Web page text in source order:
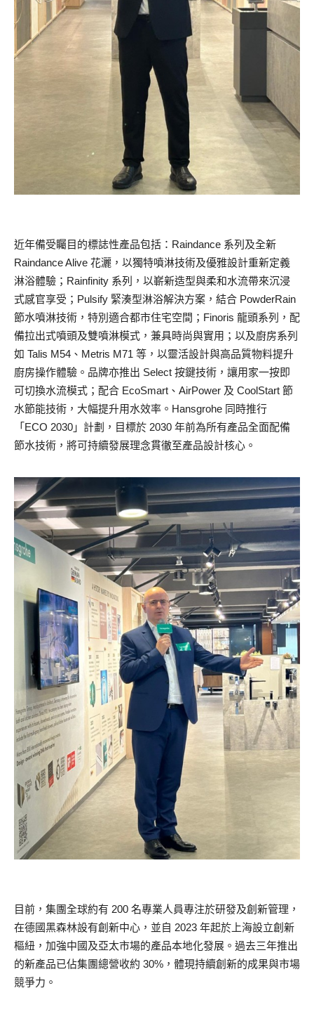
近年備受矚目的標誌性產品包括：Raindance 系列及全新
Raindance Alive 花灑，以獨特噴淋技術及優雅設計重新定義
淋浴體驗；Rainfinity 系列，以嶄新造型與柔和水流帶來沉浸
式感官享受；Pulsify 緊湊型淋浴解決方案，結合 PowderRain
節水噴淋技術，特別適合都市住宅空間；Finoris 龍頭系列，配
備拉出式噴頭及雙噴淋模式，兼具時尚與實用；以及廚房系列
如 Talis M54、Metris M71 等，以靈活設計與高品質物料提升
廚房操作體驗。品牌亦推出 Select 按鍵技術，讓用家一按即
可切換水流模式；配合 EcoSmart、AirPower 及 CoolStart 節
水節能技術，大幅提升用水效率。Hansgrohe 同時推行
「ECO 2030」計劃，目標於 2030 年前為所有產品全面配備
節水技術，將可持續發展理念貫徹至產品設計核心。
目前，集團全球約有 200 名專業人員專注於研發及創新管理，
在德國黑森林設有創新中心，並自 2023 年起於上海設立創新
樞紐，加強中國及亞太市場的產品本地化發展。過去三年推出
的新產品已佔集團總營收約 30%，體現持續創新的成果與市場
競爭力。